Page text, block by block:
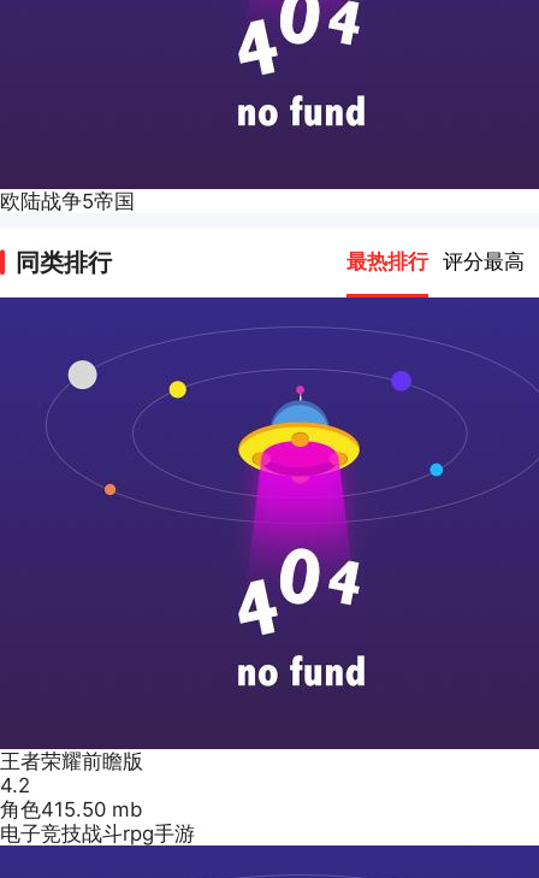
欧陆战争5帝国
同类排行 最热排行 评分最高
王者荣耀前瞻版
4.2
角色415.50 mb
电子竞技战斗rpg手游